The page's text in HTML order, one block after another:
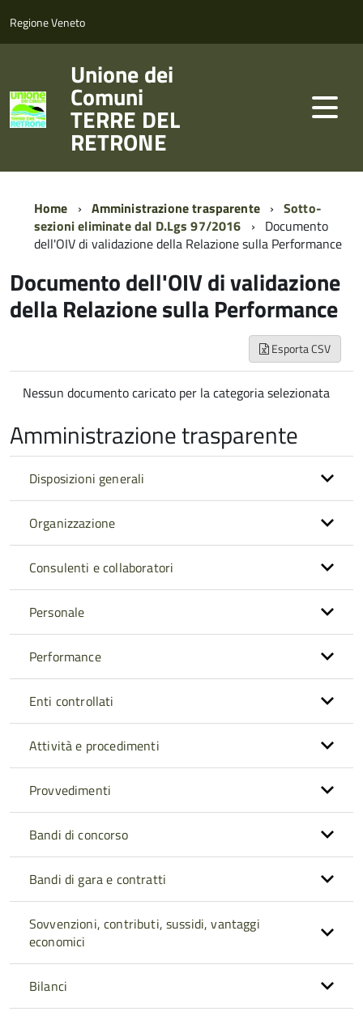
Regione Veneto
Unione dei
Comuni
TERRE DEL
RETRONE
Home Amministrazione trasparente
Sotto-
sezioni eliminate dal D.Lgs 97/2016
Documento
dell'OIV di validazione della Relazione sulla Performance
Documento dell'OIV di validazione
della Relazione sulla Performance
Esporta CSV
Nessun documento caricato per la categoria selezionata
Amministrazione trasparente
Disposizioni generali
Organizzazione
Consulenti e collaboratori
Personale
Performance
Enti controllati
Attività e procedimenti
Provvedimenti
Bandi di concorso
Bandi di gara e contratti
Sovvenzioni, contributi, sussidi, vantaggi
economici
Bilanci